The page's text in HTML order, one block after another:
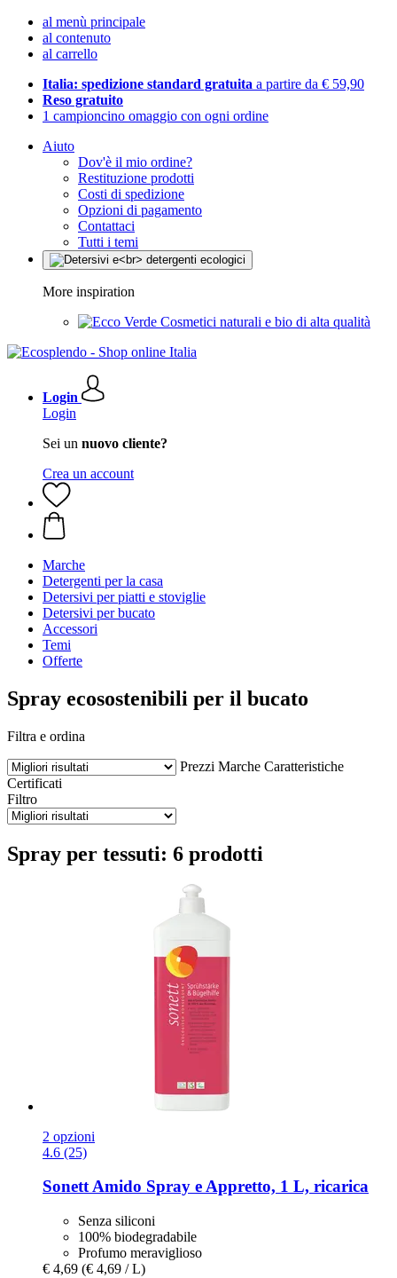
al menù principale
al contenuto
al carrello
Italia: spedizione standard gratuita a partire da € 59,90
Reso gratuito
1 campioncino omaggio con ogni ordine
Aiuto
Dov'è il mio ordine?
Restituzione prodotti
Costi di spedizione
Opzioni di pagamento
Contattaci
Tutti i temi
More inspiration
Cosmetici naturali e bio di alta qualità
Login
Login
Sei un nuovo cliente?
Crea un account
Marche
Detergenti per la casa
Detersivi per piatti e stoviglie
Detersivi per bucato
Accessori
Temi
Offerte
Spray ecosostenibili per il bucato
Filtra e ordina
Prezzi Marche Caratteristiche
Certificati
Filtro
Spray per tessuti: 6 prodotti
2 opzioni
4.6 (25)
SonettAmido Spray e Appretto, 1 L, ricarica
Senza siliconi
100% biodegradabile
Profumo meraviglioso
€ 4,69 (€ 4,69 / L)